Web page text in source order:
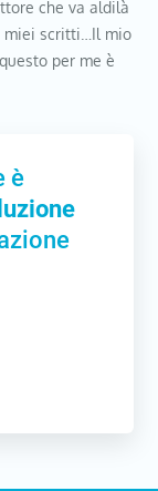
che va aldilà
miei scritti…Il mio
per me è
è